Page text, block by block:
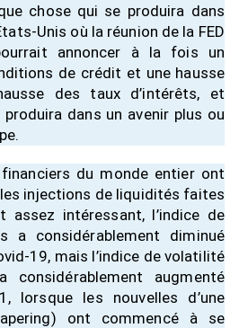
chose qui se produira dans
Unis où la réunion de la FED
annoncer à la fois un
de crédit et une hausse
des taux d’intérêts, et
dans un avenir plus ou
du monde entier ont
injections de liquidités faites
assez intéressant, l’indice de
a considérablement diminué
19, mais l’indice de volatilité
considérablement augmenté
lorsque les nouvelles d’une
ont commencé à se